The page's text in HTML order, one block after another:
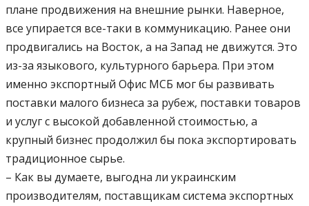
плане продвижения на внешние рынки. Наверное,
все упирается все-таки в коммуникацию. Ранее они
продвигались на Восток, а на Запад не движутся. Это
из-за языкового, культурного барьера. При этом
именно экспортный Офис МСБ мог бы развивать
поставки малого бизнеса за рубеж, поставки товаров
и услуг с высокой добавленной стоимостью, а
крупный бизнес продолжил бы пока экспортировать
традиционное сырье.
– Как вы думаете, выгодна ли украинским
производителям, поставщикам система экспортных